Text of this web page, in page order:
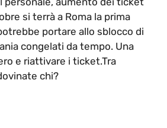
si terrà a Roma la prima
portare allo sblocco di
congelati da tempo. Una
e riattivare i ticket.Tra
chi?